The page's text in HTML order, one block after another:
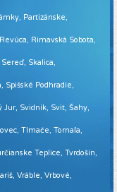
Partizánske,
Rimavská Sobota,
Skalica,
Spišské Podhradie,
Jur, Svidník, Svit, Šahy,
Tlmače, Tornaľa,
Teplice, Tvrdošín,
Vráble, Vrbové,